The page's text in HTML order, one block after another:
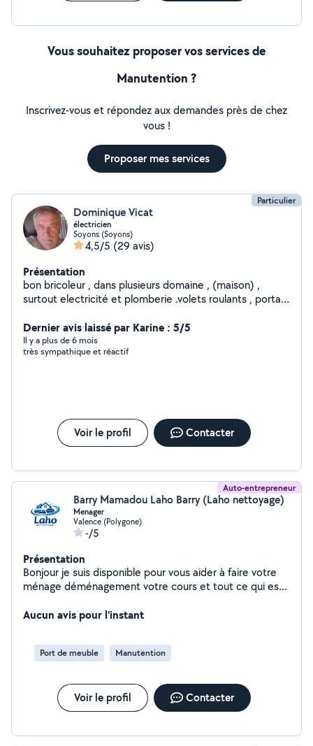
Vous souhaitez proposer vos services de
Manutention ?
Inscrivez-vous et répondez aux demandes près de chez
vous !
Proposer mes services
Particulier
Dominique Vicat
électricien
Soyons (Soyons)
4,5/5 (29 avis)
Présentation
bon bricoleur , dans plusieurs domaine , (maison) ,
surtout electricité et plomberie .volets roulants , portail
pour premier contact , merci ..Mr Vicat , j'ai une amie qui
n'est pas abonnée et qui cherche des heures de
ménage entre st peray et beauchastel ( environ)
Dernier avis laissé par Karine : 5/5
Il y a plus de 6 mois
très sympathique et réactif
Voir le profil Contacter
Auto-entrepreneur
Barry Mamadou Laho Barry (Laho nettoyage)
Menager
Valence (Polygone)
-/5
Présentation
Bonjour je suis disponible pour vous aider à faire votre
ménage déménagement votre cours et tout ce qui est
Aucun avis pour l'instant
Port de meuble Manutention
Voir le profil Contacter